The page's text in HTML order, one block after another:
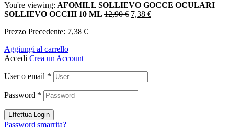
You're viewing: AFOMILL SOLLIEVO GOCCE OCULARI
SOLLIEVO OCCHI 10 ML 12,90€ 7,38 €
Prezzo Precedente: 7,38 €
Aggiungi al carrello
Accedi Crea un Account
User o email *
Password *
Effettua Login
Password smarrita?